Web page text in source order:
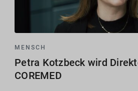
MENSCH
Petra Kotzbeck wird
COREMED